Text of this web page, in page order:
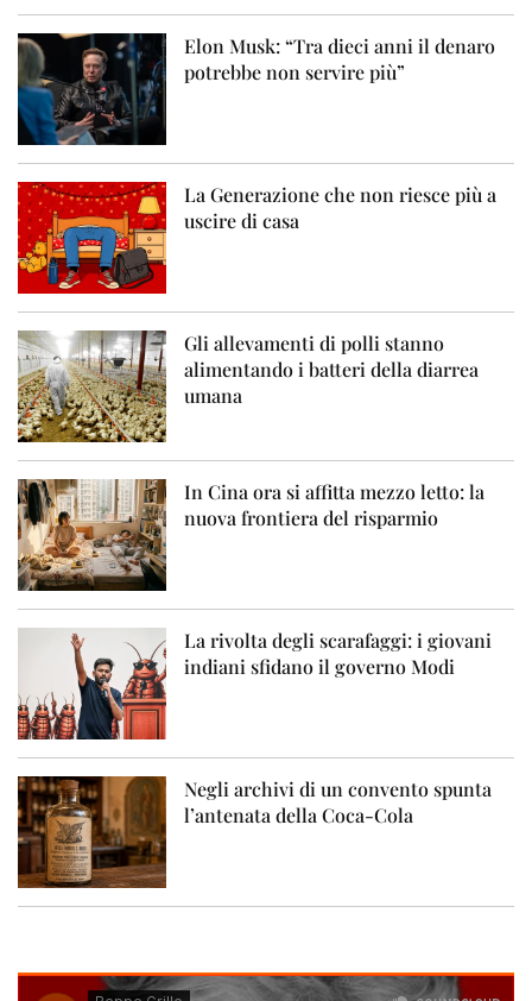
Elon Musk: “Tra dieci anni il denaro
potrebbe non servire più”
La Generazione che non riesce più a
uscire di casa
Gli allevamenti di polli stanno
alimentando i batteri della diarrea
umana
In Cina ora si affitta mezzo letto: la
nuova frontiera del risparmio
La rivolta degli scarafaggi: i giovani
indiani sfidano il governo Modi
Negli archivi di un convento spunta
l’antenata della Coca-Cola